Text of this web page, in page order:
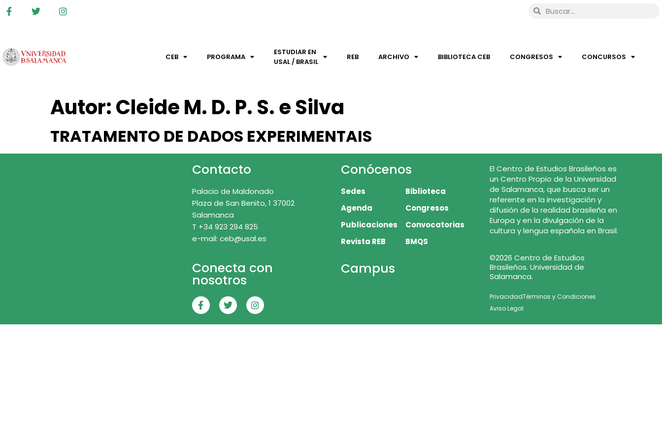
CEB PROGRAMA
ESTUDIAR EN
USAL / BRASIL
REB ARCHIVO BIBLIOTECA CEB CONGRESOS CONCURSOS
Autor:Cleide M. D. P. S. e Silva
TRATAMENTO DE DADOS EXPERIMENTAIS
Contacto
Palacio de Maldonado
Plaza de San Benito, 1 37002
Salamanca
T +34 923 294 825
e-mail: ceb@usal.es
Conecta con
nosotros
Conócenos
Sedes
Agenda
Publicaciones
Revista REB
Biblioteca
Congresos
Convocatorias
BMQS
Campus
El Centro de Estudios Brasileños es
un Centro Propio de la Universidad
de Salamanca, que busca ser un
referente en la investigación y
difusión de la realidad brasileña en
Europa y en la divulgación de la
cultura y lengua española en Brasil.
©2026 Centro de Estudios
Brasileños. Universidad de
Salamanca.
PrivacidadTérminos y Condiciones
Aviso Legal